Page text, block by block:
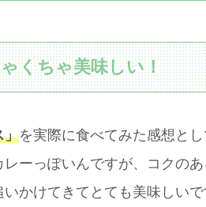
くちゃ美味しい！
」を実際に食べてみた感想と
ーっぽいんですが、コクの
かけてきてとても美味しい